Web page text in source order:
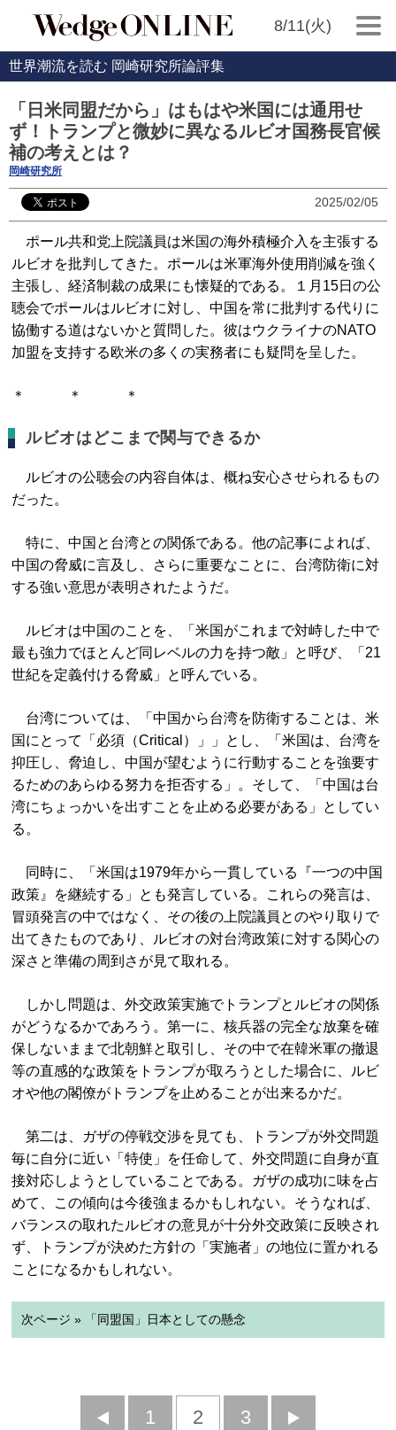
8/11(火)
世界潮流を読む 岡崎研究所論評集
「日米同盟だから」はもはや米国には通用せ
ず！トランプと微妙に異なるルビオ国務長官候
補の考えとは？
岡崎研究所
2025/02/05
ポール共和党上院議員は米国の海外積極介入を主張する
ルビオを批判してきた。ポールは米軍海外使用削減を強く
主張し、経済制裁の成果にも懐疑的である。１月15日の公
聴会でポールはルビオに対し、中国を常に批判する代りに
協働する道はないかと質問した。彼はウクライナのNATO
加盟を支持する欧米の多くの実務者にも疑問を呈した。
＊ ＊ ＊
ルビオはどこまで関与できるか
ルビオの公聴会の内容自体は、概ね安心させられるもの
だった。
特に、中国と台湾との関係である。他の記事によれば、
中国の脅威に言及し、さらに重要なことに、台湾防衛に対
する強い意思が表明されたようだ。
ルビオは中国のことを、「米国がこれまで対峙した中で
最も強力でほとんど同レベルの力を持つ敵」と呼び、「21
世紀を定義付ける脅威」と呼んでいる。
台湾については、「中国から台湾を防衛することは、米
国にとって「必須（Critical）」」とし、「米国は、台湾を
抑圧し、脅迫し、中国が望むように行動することを強要す
るためのあらゆる努力を拒否する」。そして、「中国は台
湾にちょっかいを出すことを止める必要がある」としてい
る。
同時に、「米国は1979年から一貫している『一つの中国
政策』を継続する」とも発言している。これらの発言は、
冒頭発言の中ではなく、その後の上院議員とのやり取りで
出てきたものであり、ルビオの対台湾政策に対する関心の
深さと準備の周到さが見て取れる。
しかし問題は、外交政策実施でトランプとルビオの関係
がどうなるかであろう。第一に、核兵器の完全な放棄を確
保しないままで北朝鮮と取引し、その中で在韓米軍の撤退
等の直感的な政策をトランプが取ろうとした場合に、ルビ
オや他の閣僚がトランプを止めることが出来るかだ。
第二は、ガザの停戦交渉を見ても、トランプが外交問題
毎に自分に近い「特使」を任命して、外交問題に自身が直
接対応しようとしていることである。ガザの成功に味を占
めて、この傾向は今後強まるかもしれない。そうなれば、
バランスの取れたルビオの意見が十分外交政策に反映され
ず、トランプが決めた方針の「実施者」の地位に置かれる
ことになるかもしれない。
次ページ » 「同盟国」日本としての懸念
前
1 2 3